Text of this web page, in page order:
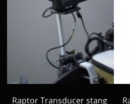
Raptor Transducer stang